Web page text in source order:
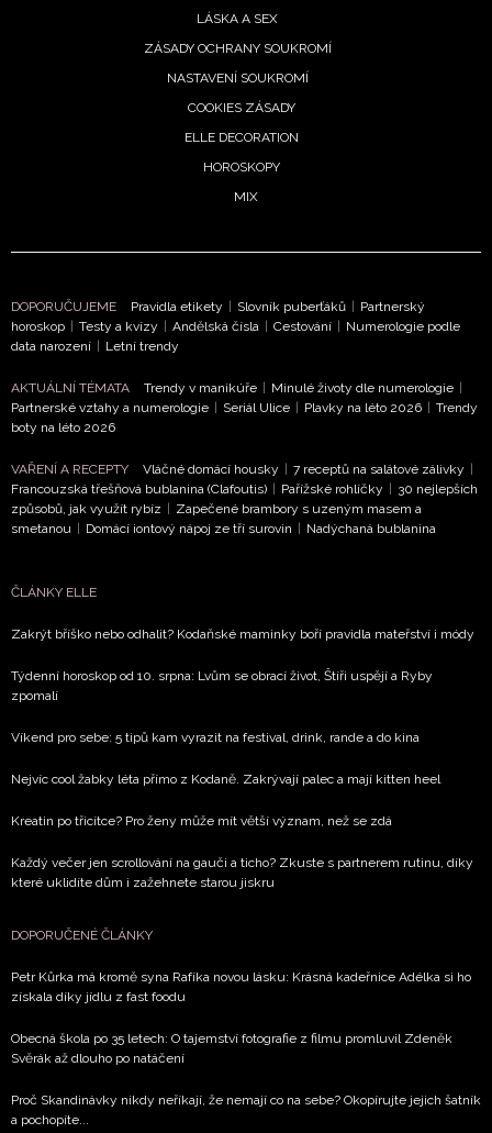
LÁSKA A SEX
ZÁSADY OCHRANY SOUKROMÍ
NASTAVENÍ SOUKROMÍ
COOKIES ZÁSADY
ELLE DECORATION
HOROSKOPY
MIX
DOPORUČUJEME Pravidla etikety Slovník puberťáků
Partnerský
horoskop
Testy a kvízy Andělská čísla Cestování
Numerologie podle
data narození
Letní trendy
AKTUÁLNÍ TÉMATA Trendy v manikúře Minulé životy dle numerologie
Partnerské vztahy a numerologie
Seriál Ulice Plavky na léto 2026
Trendy
boty na léto 2026
VAŘENÍ A RECEPTY Vláčné domácí housky 7 receptů na salátové zálivky
Francouzská třešňová bublanina (Clafoutis)
Pařížské rohlíčky
30 nejlepších
způsobů, jak využít rybíz
Zapečené brambory s uzeným masem a
smetanou
Domácí iontový nápoj ze tří surovin Nadýchaná bublanina
ČLÁNKY ELLE
Zakrýt bříško nebo odhalit? Kodaňské maminky boří pravidla mateřství i módy
Týdenní horoskop od 10. srpna: Lvům se obrací život, Štíři uspějí a Ryby
zpomalí
Víkend pro sebe: 5 tipů kam vyrazit na festival, drink, rande a do kina
Nejvíc cool žabky léta přímo z Kodaně. Zakrývají palec a mají kitten heel
Kreatin po třicítce? Pro ženy může mít větší význam, než se zdá
Každý večer jen scrollování na gauči a ticho? Zkuste s partnerem rutinu, díky
které uklidíte dům i zažehnete starou jiskru
DOPORUČENÉ ČLÁNKY
Petr Kůrka má kromě syna Rafíka novou lásku: Krásná kadeřnice Adélka si ho
získala díky jídlu z fast foodu
Obecná škola po 35 letech: O tajemství fotografie z filmu promluvil Zdeněk
Svěrák až dlouho po natáčení
Proč Skandinávky nikdy neříkají, že nemají co na sebe? Okopírujte jejich šatník
a pochopíte...